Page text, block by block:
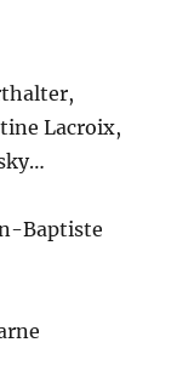
Lacroix,
Baptiste